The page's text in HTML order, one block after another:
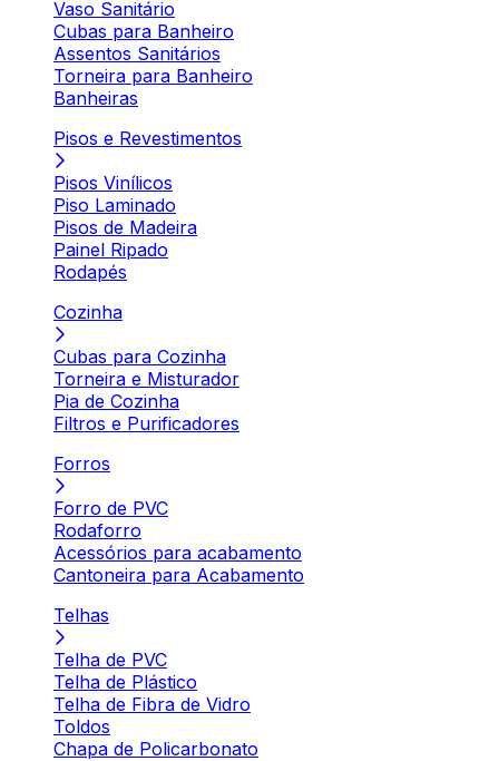
Vaso Sanitário
Cubas para Banheiro
Assentos Sanitários
Torneira para Banheiro
Banheiras
Pisos e Revestimentos
Pisos Vinílicos
Piso Laminado
Pisos de Madeira
Painel Ripado
Rodapés
Cozinha
Cubas para Cozinha
Torneira e Misturador
Pia de Cozinha
Filtros e Purificadores
Forros
Forro de PVC
Rodaforro
Acessórios para acabamento
Cantoneira para Acabamento
Telhas
Telha de PVC
Telha de Plástico
Telha de Fibra de Vidro
Toldos
Chapa de Policarbonato